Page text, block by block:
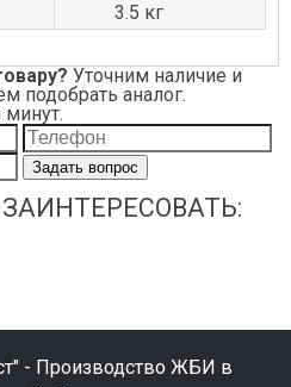
3.5 кг
Уточним наличие и
подобрать аналог.
Задать вопрос
- Производство ЖБИ в